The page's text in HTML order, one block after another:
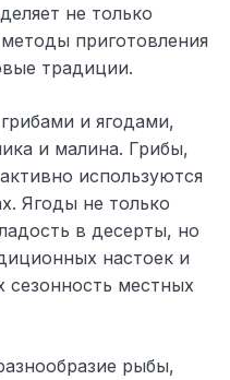
не только
приготовления
традиции.
и ягодами,
и малина. Грибы,
используются
Ягоды не только
в десерты, но
настоек и
местных
рыбы,